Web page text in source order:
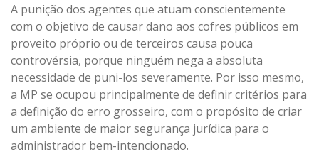
A punição dos agentes que atuam conscientemente
com o objetivo de causar dano aos cofres públicos em
proveito próprio ou de terceiros causa pouca
controvérsia, porque ninguém nega a absoluta
necessidade de puni-los severamente. Por isso mesmo,
a MP se ocupou principalmente de definir critérios para
a definição do erro grosseiro, com o propósito de criar
um ambiente de maior segurança jurídica para o
administrador bem-intencionado.